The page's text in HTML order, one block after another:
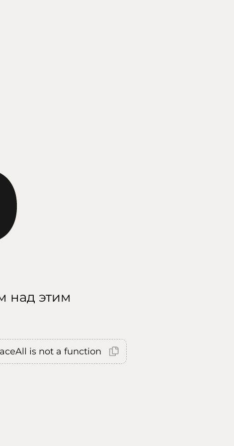
над этим
is not a function